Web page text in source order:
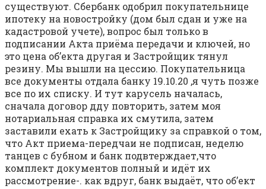
существуют. Сбербанк одобрил покупательнице
ипотеку на новостройку (дом был сдан и уже на
кадастровой учете), вопрос был только в
подписании Акта приёма передачи и ключей, но
это цена об’екта другая и Застройщик тянул
резину. Мы вышли на цессию. Покупательница
все документы отдала банку 19.10.20 ,я чуть позже
все по их списку. И тут карусель началась,
сначала договор дду повторить, затем моя
нотариальная справка их смутила, затем
заставили ехать к Застройщику за справкой о том,
что Акт приема-передчаи не подписан, неделю
танцев с бубном и банк подвтерждает,что
комплект документов полный и идёт их
рассмотрение-. как вдруг, банк выдаёт, что об’ект